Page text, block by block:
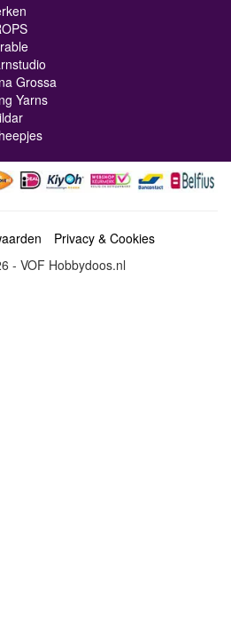
Grossa
Yarns
Privacy & Cookies
- VOF Hobbydoos.nl